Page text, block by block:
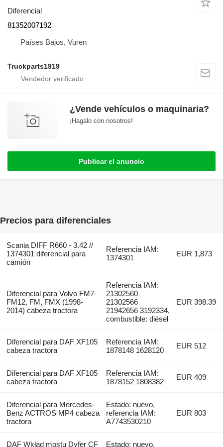
Diferencial
81352007192
Países Bajos, Vuren
Truckparts1919
¿Vende vehículos o maquinaria?
¡Hagalo con nosotros!
Publicar el anuncio
Precios para diferenciales
Scania DIFF R660 - 3.42 //
1374301 diferencial para
camión
Referencia IAM:
1374301
EUR 1,873
Diferencial para Volvo FM7-
FM12, FM, FMX (1998-
2014) cabeza tractora
Referencia IAM:
21302560
21302566
21942656 3192334,
combustible: diésel
EUR 398.39
Diferencial para DAF XF105
cabeza tractora
Referencia IAM:
1878148 1628120
EUR 512
Diferencial para DAF XF105
cabeza tractora
Referencia IAM:
1878152 1808382
EUR 409
Diferencial para Mercedes-
Benz ACTROS MP4 cabeza
tractora
Estado: nuevo,
referencia IAM:
A7743530210
EUR 803
DAF Wkład mostu Dyfer CF Estado: nuevo,